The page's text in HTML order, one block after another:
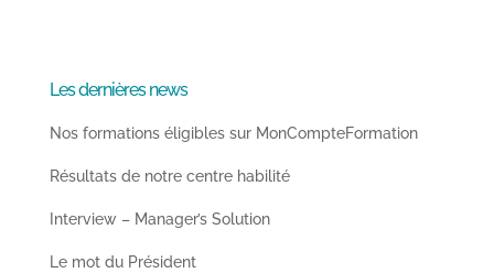
Les dernières news
Nos formations éligibles sur MonCompteFormation
Résultats de notre centre habilité
Interview – Manager’s Solution
Le mot du Président